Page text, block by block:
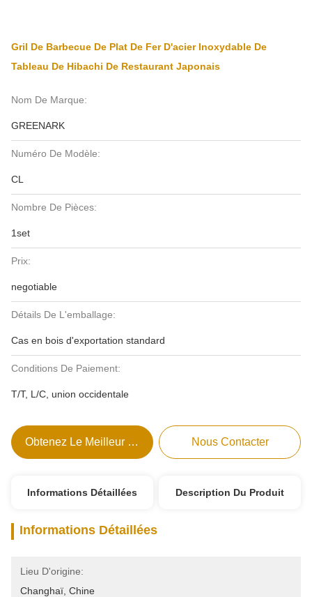
Gril De Barbecue De Plat De Fer D'acier Inoxydable De
Tableau De Hibachi De Restaurant Japonais
Nom De Marque:
GREENARK
Numéro De Modèle:
CL
Nombre De Pièces:
1set
Prix:
negotiable
Détails De L'emballage:
Cas en bois d'exportation standard
Conditions De Paiement:
T/T, L/C, union occidentale
Obtenez Le Meilleur Prix Nous Contacter
Informations Détaillées Description Du Produit
Informations Détaillées
Lieu D'origine:
Changhaï, Chine